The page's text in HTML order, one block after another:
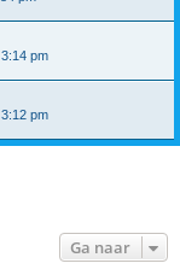
pm
pm
Ga naar